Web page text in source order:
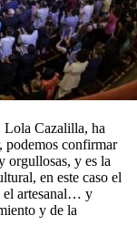
Lola Cazalilla, ha
podemos confirmar
orgullosas, y es la
en este caso el
el artesanal… y
y de la